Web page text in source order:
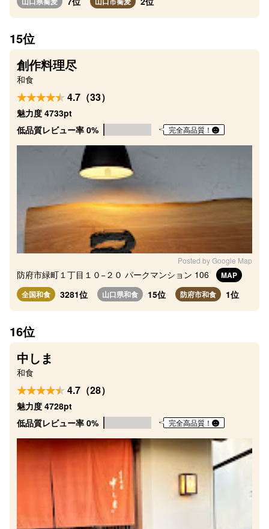
15位
創作料理尽
和食
4.7（33）
魅力度 4733pt
低品質レビュー率 0%
完全高品質！
Posted by Google Map
防府市緑町１丁目１０−２０ パークマンション 106
MAP
全国和食
3281位 山口県和食 15位 防府市和食 1位
16位
中しま
和食
4.7（28）
魅力度 4728pt
低品質レビュー率 0%
完全高品質！